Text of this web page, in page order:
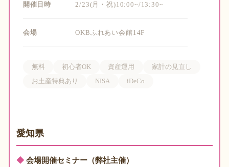
開催日時 2/23(月・祝)10:00~/13:30~
会場 OKBふれあい会館14F
無料 初心者OK 資産運用
家計の見直し
お土産特典あり
NISA iDeCo
愛知県
◆ 会場開催セミナー（弊社主催）